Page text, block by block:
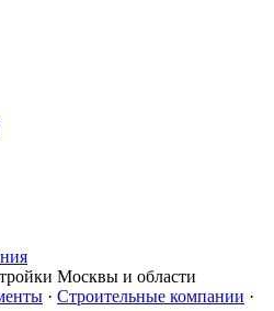
Москвы и области
· Строительные компании ·